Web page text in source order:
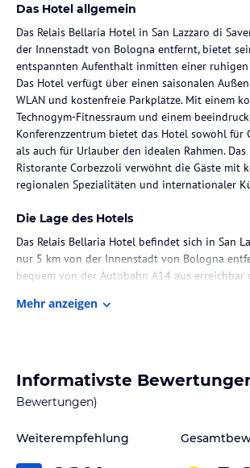
Das Hotel allgemein
Das Relais Bellaria Hotel in San Lazzaro di
der Innenstadt von Bologna entfernt, bietet
entspannten Aufenthalt inmitten einer ruhigen
Das Hotel verfügt über einen saisonalen
WLAN und kostenfreie Parkplätze. Mit einem
Technogym-Fitnessraum und einem
Konferenzzentrum bietet das Hotel sowohl für
als auch für Urlauber den idealen Rahmen.
Ristorante Corbezzoli verwöhnt die Gäste mit
regionalen Spezialitäten und internationaler
Die Lage des Hotels
Das Relais Bellaria Hotel befindet sich in San
nur 5 km von der Innenstadt von Bologna
bequem von der Autobahn A14 aus
Der Flughafen Bologna-Borgo Panigale
Das Hotel verfügt über 108
2-stöckige Gebäude mit Aufzügen verteilen. Die
angenehmen Aufenthalt zu ermöglichen. Zur
Mehr anzeigen
Informativste
Bewertungen)
Weiterempfehlung